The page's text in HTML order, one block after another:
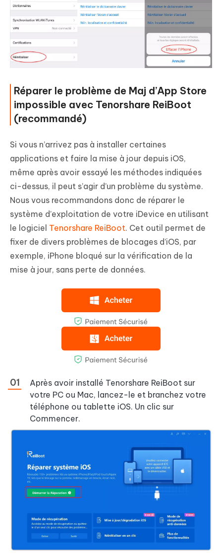
Réparer le problème de Maj d’App Store
impossible avec Tenorshare ReiBoot
(recommandé)
Si vous n’arrivez pas à installer certaines
applications et faire la mise à jour depuis iOS,
même après avoir essayé les méthodes indiquées
ci-dessus, il peut s’agir d’un problème du système.
Nous vous recommandons donc de réparer le
système d’exploitation de votre iDevice en utilisant
le logiciel Tenorshare ReiBoot. Cet outil permet de
fixer de divers problèmes de blocages d’iOS, par
exemple, iPhone bloqué sur la vérification de la
mise à jour, sans perte de données.
Après avoir installé Tenorshare ReiBoot sur
votre PC ou Mac, lancez-le et branchez votre
téléphone ou tablette iOS. Un clic sur
Commencer.